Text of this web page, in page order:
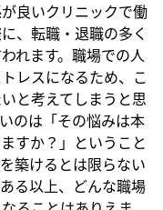
良いクリニックで働
、転職・退職の多く
れます。職場での人
レスになるため、こ
と考えてしまうと思
のは「その悩みは本
すか？」ということ
築けるとは限らない
る以上、どんな職場